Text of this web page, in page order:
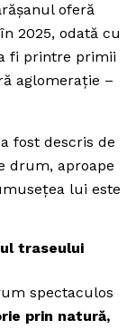
oferă
2025, odată cu
fi printre primii
aglomerație –
fost descris de
drum, aproape
lui este
traseului
spectaculos
prin natură,